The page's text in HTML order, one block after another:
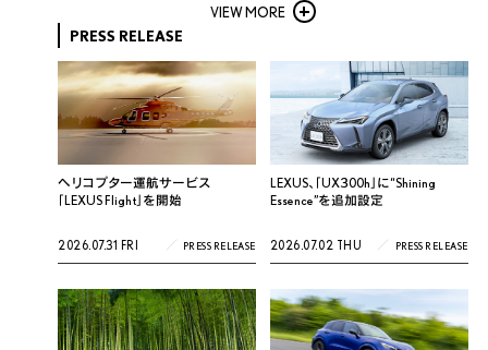
VIEW MORE
PRESS RELEASE
ヘリコプター運航サービス
「LEXUS Flight」を開始
2026.07.31 FRI PRESS RELEASE
LEXUS、「UX300h」に“Shining
Essence”を追加設定
2026.07.02 THU PRESS RELEASE